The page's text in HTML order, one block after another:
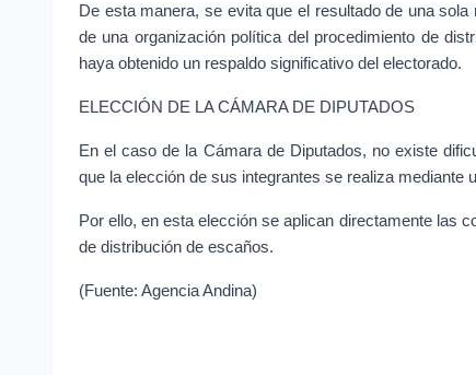
De esta manera, se evita que el resultado de una
de una organización política del procedimiento de
haya obtenido un respaldo significativo del electorado.
ELECCIÓN DE LA CÁMARA DE DIPUTADOS
En el caso de la Cámara de Diputados, no existe
que la elección de sus integrantes se realiza mediante
Por ello, en esta elección se aplican directamente las
de distribución de escaños.
(Fuente: Agencia Andina)